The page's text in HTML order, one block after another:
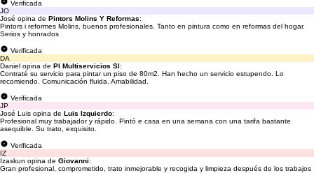
Verificada
JO
José opina de Pintors Molins Y Reformas:
Pintors i reformes Molins, buenos profesionales. Tanto en pintura como en reformas del hogar.
Serios y honrados
Verificada
DA
Daniel opina de Pl Multiservicios Sl:
Contraté su servicio para pintar un piso de 80m2. Han hecho un servicio estupendo. Lo
recomiendo. Comunicación fluida. Amabilidad.
Verificada
JP
José Luis opina de Luis Izquierdo:
Profesional muy trabajador y rápido. Pintó e casa en una semana con una tarifa bastante
asequible. Su trato, exquisito.
Verificada
IZ
Izaskun opina de Giovanni:
Gran profesional, comprometido, trato inmejorable y recogida y limpieza después de los trabajos